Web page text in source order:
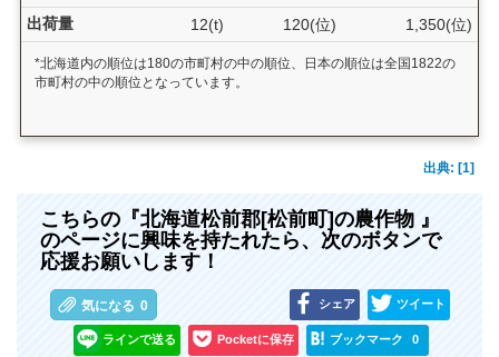
出荷量
12(t) 120(位) 1,350(位)
*北海道内の順位は180の市町村の中の順位、日本の順位は全国1822の
市町村の中の順位となっています。
出典: [1]
こちらの『北海道松前郡[松前町]の農作物 』
のページに興味を持たれたら、次のボタンで
応援お願いします！
気になる 0 シェア ツイート
ラインで送る Pocketに保存 ブックマーク 0